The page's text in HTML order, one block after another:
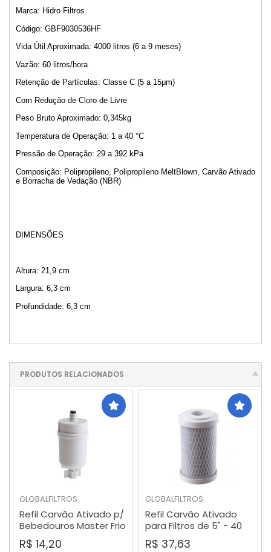
Marca: Hidro Filtros
Código: GBF9030536HF
Vida Útil Aproximada: 4000 litros (6 a 9 meses)
Vazão: 60 litros/hora
Retenção de Partículas: Classe C (5 a 15μm)
Com Redução de Cloro de Livre
Peso Bruto Aproximado: 0,345kg
Temperatura de Operação: 1 a 40 °C
Pressão de Operação: 29 a 392 kPa
Composição: Polipropileno, Polipropileno MeltBlown, Carvão Ativado
e Borracha de Vedação (NBR)
DIMENSÕES
Altura: 21,9 cm
Largura: 6,3 cm
Profundidade: 6,3 cm
PRODUTOS RELACIONADOS
GLOBALFILTROS
Refil Carvão Ativado p/
Bebedouros Master Frio
MF40 e MFA40
R$ 14,20
GLOBALFILTROS
Refil Carvão Ativado
para Filtros de 5" - 40
Micras
R$ 37,63